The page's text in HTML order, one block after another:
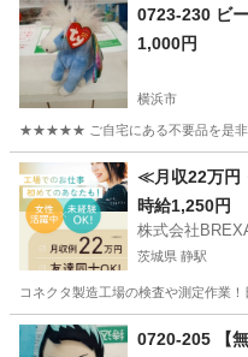
0723-230 ビ
1,000円
横浜市
★★★★★ ご自宅にある不要品を是非ジ
神奈川 横浜市 おもちゃ
≪月収22万円
時給1,250円
株式会社
茨城県 静駅
コネクタ製造工場の検査や測定作業
茨城 常陸大宮市0720-205 【